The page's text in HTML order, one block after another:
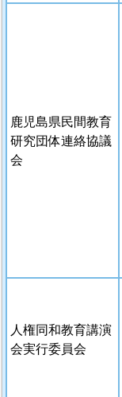
鹿児島県民間教育
研究団体連絡協議
会
人権同和教育講演
会実行委員会